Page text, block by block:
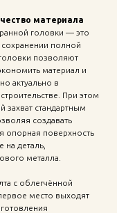
материала
головки — это
полной
позволяют
материал и
актуально в
При этом
захват стандартным
создавать
опорная поверхность
деталь,
металла.
с облегчённой
место выходят